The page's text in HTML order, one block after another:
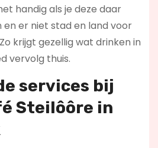
handig als je deze daar
er niet stad en land voor
krijgt gezellig wat drinken in
vervolg thuis.
services bij
Steilôôre in